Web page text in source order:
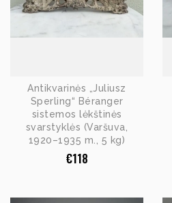
Antikvarinės „Juliusz
Sperling“ Béranger
sistemos lėkštinės
svarstyklės (Varšuva,
1920–1935 m., 5 kg)
€118